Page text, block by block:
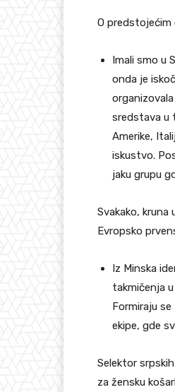
O predstojećim
Imali smo u
onda je
sredstava u
Amerike,
iskustvo.
jaku grupu
Svakako, kruna
Evropsko
Iz Minska
takmičenja
Formiraju
ekipe, gde
Selektor
za žensku